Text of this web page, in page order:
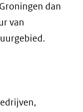
dan
van